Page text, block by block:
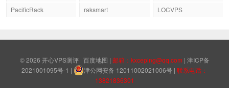
PacificRack
raksmart LOCVPS
© 2026 开心VPS测评 百度地图 | 邮箱：kxceping@qq.com | 津ICP备
2021001095号-1 | 津公网安备 12011002021006号 | 联系电话：
13821836301